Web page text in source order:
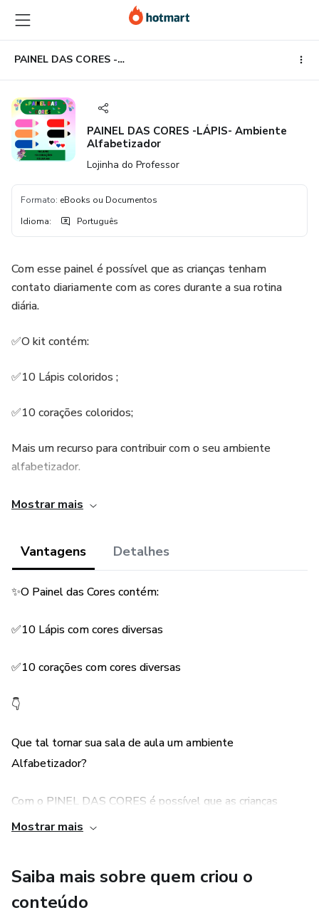
para
o
conteúdo
principal
para
o
pagamento
para
o
rodapé
PAINEL DAS CORES -LÁPIS- Ambiente Alfabetizador
PAINEL DAS CORES -LÁPIS- Ambiente
Alfabetizador
Lojinha do Professor
Formato: eBooks ou Documentos
Idioma: Português
Com esse painel é possível que as crianças tenham
contato diariamente com as cores durante a sua rotina
diária.
✅O kit contém:
✅10 Lápis coloridos ;
✅10 corações coloridos;
Mais um recurso para contribuir com o seu ambiente
alfabetizador.
💰Apenas 5,90
Mostrar mais
Vantagens Detalhes
✨O Painel das Cores contém:
✅10 Lápis com cores diversas
✅10 corações com cores diversas
👇
Que tal tornar sua sala de aula um ambiente
Alfabetizador?
Com o PINEL DAS CORES é possível que as crianças
tenham contato diariamente com as cores durante a sua
Mostrar mais
Saiba mais sobre quem criou o
conteúdo